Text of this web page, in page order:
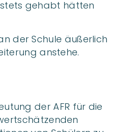
stets gehabt hätten
der Schule äußerlich
anstehe.
der AFR für die